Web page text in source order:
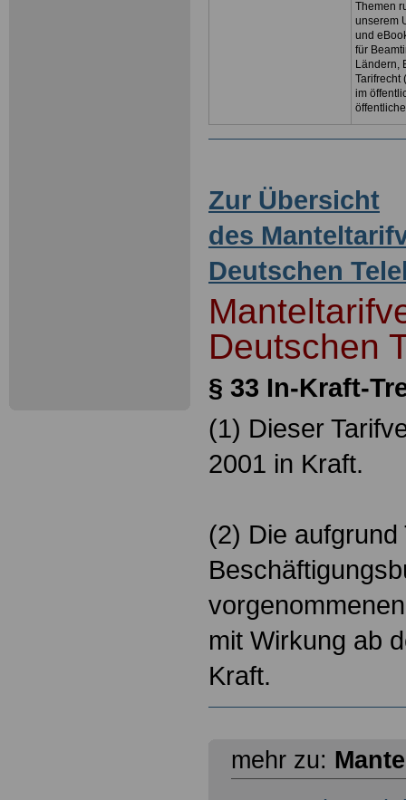
Themen
unserem
und
für
Ländern,
Tarifrecht
im
Zur Übersicht
des
Deutschen
Deutschen
§ 33 In-Kraft-
(1) Dieser
2001 in Kraft.
(2) Die aufgrund
mit Wirkung ab
Kraft.
mehr zu: